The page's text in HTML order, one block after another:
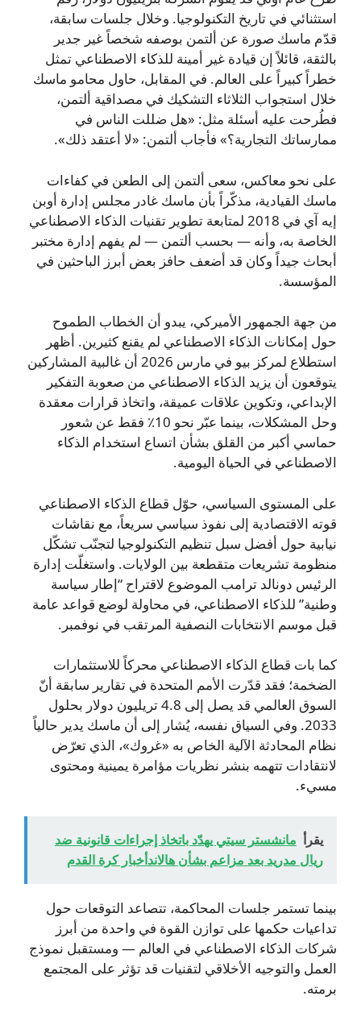
استثنائي في تاريخ التكنولوجيا. وخلال جلسات سابقة،
قدّم ماسك صورة عن ألتمن بوصفه شخصاً غير جدير
بالثقة، قائلاً إن قيادة غير أمينة للذكاء الاصطناعي تمثل
خطراً كبيراً على العالم. في المقابل، حاول محامو ماسك
خلال استجواب الثلاثاء التشكيك في مصداقية ألتمن،
فطُرحت عليه أسئلة مثل: «هل ضللت الناس في
ممارساتك التجارية؟» فأجاب ألتمن: «لا أعتقد ذلك».
على نحو معاكس، سعى ألتمن إلى الطعن في كفاءات
ماسك القيادية، مذكّراً بأن ماسك غادر مجلس إدارة أوبن
إيه آي في 2018 لمتابعة تطوير تقنيات الذكاء الاصطناعي
الخاصة به، وأنه — بحسب ألتمن — لم يفهم إدارة مختبر
أبحاث جيداً وكان قد أضعف حافز بعض أبرز الباحثين في
المؤسسة.
من جهة الجمهور الأميركي، يبدو أن الخطاب الطموح
حول إمكانات الذكاء الاصطناعي لم يقنع كثيرين. أظهر
استطلاع لمركز بيو في مارس 2026 أن غالبية المشاركين
يتوقعون أن يزيد الذكاء الاصطناعي من صعوبة التفكير
الإبداعي، وتكوين علاقات عميقة، واتخاذ قرارات معقدة
وحل المشكلات، بينما عبّر نحو 10٪ فقط عن شعور
حماسي أكبر من القلق بشأن اتساع استخدام الذكاء
الاصطناعي في الحياة اليومية.
على المستوى السياسي، حوّل قطاع الذكاء الاصطناعي
قوته الاقتصادية إلى نفوذ سياسي سريعاً، مع نقاشات
نيابية حول أفضل سبل تنظيم التكنولوجيا لتجنّب تشكّل
منظومة تشريعات متقطعة بين الولايات. واستغلّت إدارة
الرئيس دونالد ترامب الموضوع لاقتراح “إطار سياسة
وطنية” للذكاء الاصطناعي، في محاولة لوضع قواعد عامة
قبل موسم الانتخابات النصفية المرتقب في نوفمبر.
كما بات قطاع الذكاء الاصطناعي محركاً للاستثمارات
الضخمة؛ فقد قدّرت الأمم المتحدة في تقارير سابقة أنّ
السوق العالمي قد يصل إلى 4.8 تريليون دولار بحلول
2033. وفي السياق نفسه، يُشار إلى أن ماسك يدير حالياً
نظام المحادثة الآلية الخاص به «غروك»، الذي تعرّض
لانتقادات تتهمه بنشر نظريات مؤامرة يمينية ومحتوى
مسيء.
يقرأ مانشستر سيتي يهدّد باتخاذ إجراءات قانونية ضد
ريال مدريد بعد مزاعم بشأن هالاندأخبار كرة القدم
بينما تستمر جلسات المحاكمة، تتصاعد التوقعات حول
تداعيات حكمها على توازن القوة في واحدة من أبرز
شركات الذكاء الاصطناعي في العالم — ومستقبل نموذج
العمل والتوجيه الأخلاقي لتقنيات قد تؤثر على المجتمع
برمته.